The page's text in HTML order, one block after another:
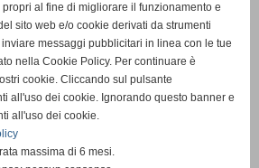
N P GF GS
LUCENTO
al fine di migliorare il funzionamento e
sito web e/o cookie derivati da strumenti
messaggi pubblicitari in linea con le tue
nella Cookie Policy. Per continuare è
cookie. Cliccando sul pulsante
all'uso dei cookie. Ignorando questo banner e
all'uso dei cookie.
massima di 6 mesi.